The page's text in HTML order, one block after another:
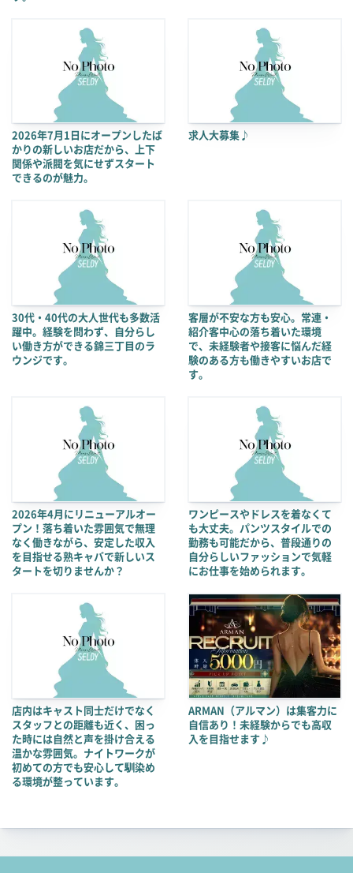
2026年7月1日にオープンしたば
かりの新しいお店だから、上下
関係や派閥を気にせずスタート
できるのが魅力。
求人大募集♪
30代・40代の大人世代も多数活
躍中。経験を問わず、自分らし
い働き方ができる錦三丁目のラ
ウンジです。
客層が不安な方も安心。常連・
紹介客中心の落ち着いた環境
で、未経験者や接客に悩んだ経
験のある方も働きやすいお店で
す。
2026年4月にリニューアルオー
プン！落ち着いた雰囲気で無理
なく働きながら、安定した収入
を目指せる熟キャバで新しいス
タートを切りませんか？
ワンピースやドレスを着なくて
も大丈夫。パンツスタイルでの
勤務も可能だから、普段通りの
自分らしいファッションで気軽
にお仕事を始められます。
店内はキャスト同士だけでなく
スタッフとの距離も近く、困っ
た時には自然と声を掛け合える
温かな雰囲気。ナイトワークが
初めての方でも安心して馴染め
る環境が整っています。
ARMAN（アルマン）は集客力に
自信あり！未経験からでも高収
入を目指せます♪